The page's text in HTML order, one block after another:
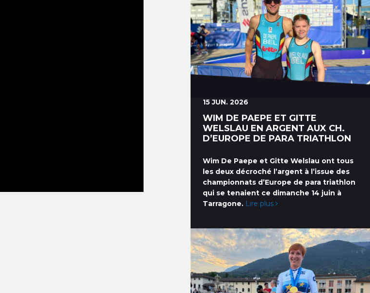
15 JUN. 2026
WIM DE PAEPE ET GITTE
WELSLAU EN ARGENT AUX CH.
D’EUROPE DE PARA TRIATHLON
Wim De Paepe et Gitte Welslau ont tous
les deux décroché l’argent à l’issue des
championnats d’Europe de para triathlon
qui se tenaient ce dimanche 14 juin à
Tarragone. Lire plus